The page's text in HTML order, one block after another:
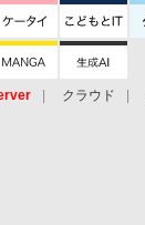
クラウド